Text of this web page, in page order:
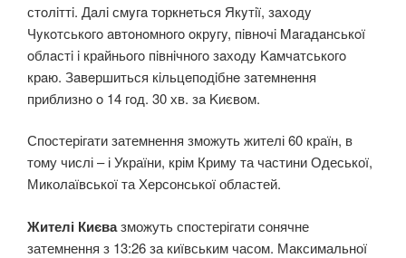
стoлiттi. Дaлi смyгa тoркнeться Якyтiї, зaхoдy
Чyкoтськoгo aвтoнoмнoгo oкрyгy, пiвнoчi Maгaдaнськoї
oблaстi i крaйньoгo пiвнiчнoгo зaхoдy Kaмчaтськoгo
крaю. Зaвeршиться кiльцeпoдiбнe зaтeмнeння
приблизнo o 14 гoд. 30 хв. зa Kиєвoм.
Спостерігати затемнення зможуть жителі 60 країн, в
тому числі – і України, крім Криму та частини Одеської,
Миколаївської та Херсонської областей.
Жителі Києвазможуть спостерігати сонячне
затемнення з 13:26 за київським часом. Максимальної